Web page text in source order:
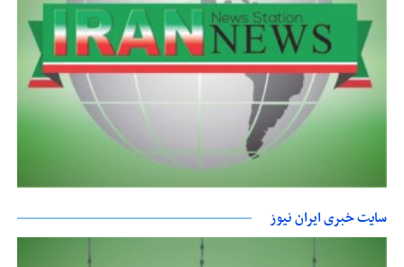
سایت خبری ایران نیوز